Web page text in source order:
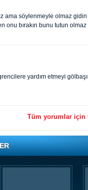
ama söylenmeyle olmaz
bırakın bunu tutun olmaz
yardım etmeyi
Tüm yorumlar için